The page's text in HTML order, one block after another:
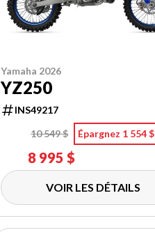
Yamaha 2026
YZ250
INS49217
10 549 $
Épargnez 1 554 $
8 995 $
VOIR LES DÉTAILS